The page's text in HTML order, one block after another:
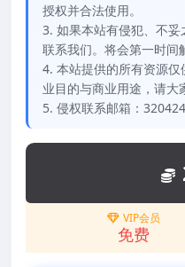
授权并合法使用。
3. 如果本站有侵犯、不
联系我们。将会第一时间
4. 本站提供的所有资源
业目的与商业用途，请大
5. 侵权联系邮箱：
VIP会员
免费